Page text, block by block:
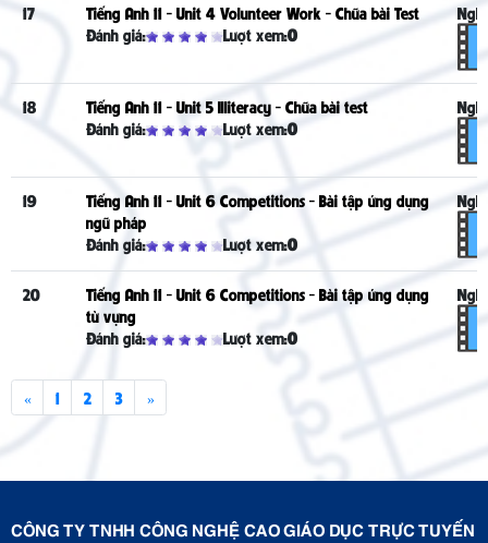
17
Tiếng Anh 11 - Unit 4 Volunteer Work - Chữa bài Test
Đánh giá:
Lượt xem:0
18
Tiếng Anh 11 - Unit 5 Illiteracy - Chữa bài test
Đánh giá:
Lượt xem:0
19
Tiếng Anh 11 - Unit 6 Competitions - Bài tập ứng dụng
ngữ pháp
Đánh giá:
Lượt xem:0
20
Tiếng Anh 11 - Unit 6 Competitions - Bài tập ứng dụng
từ vựng
Đánh giá:
Lượt xem:0
« 1 2 3 »
CÔNG TY TNHH CÔNG NGHỆ CAO GIÁO DỤC TRỰC TUYẾN